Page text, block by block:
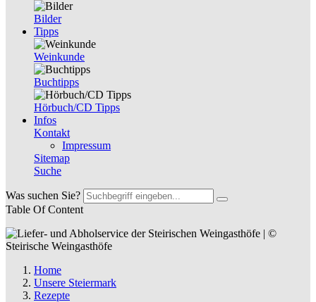
Bilder
Tipps
Weinkunde
Buchtipps
Hörbuch/CD Tipps
Infos
Kontakt
Impressum
Sitemap
Suche
Was suchen Sie?
Table Of Content
Home
Unsere Steiermark
Rezepte